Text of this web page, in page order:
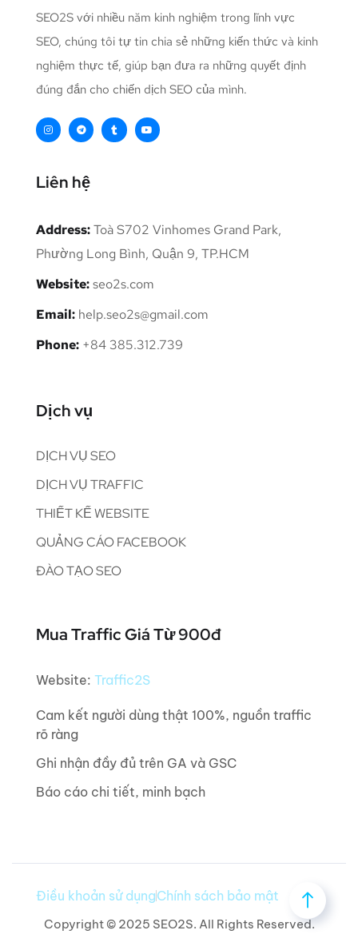
SEO2S với nhiều năm kinh nghiệm trong lĩnh vực
SEO, chúng tôi tự tin chia sẻ những kiến thức và kinh
nghiệm thực tế, giúp bạn đưa ra những quyết định
đúng đắn cho chiến dịch SEO của mình.
Liên hệ
Address:Toà S702 Vinhomes Grand Park,
Phường Long Bình, Quận 9, TP.HCM
Website:seo2s.com
Email: help.seo2s@gmail.com
Phone: +84 385.312.739
Dịch vụ
DỊCH VỤ SEO
DỊCH VỤ TRAFFIC
THIẾT KẾ WEBSITE
QUẢNG CÁO FACEBOOK
ĐÀO TẠO SEO
Mua Traffic Giá Từ 900đ
Website: Traffic2S
Cam kết người dùng thật 100%, nguồn traffic
rõ ràng
Ghi nhận đầy đủ trên GA và GSC
Báo cáo chi tiết, minh bạch
Điều khoản sử dụngChính sách bảo mật
Copyright © 2025 SEO2S. All Rights Reserved.